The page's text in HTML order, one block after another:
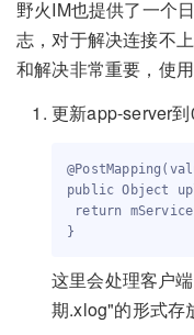
野火IM也提供了一个
志，对于解决连接不
和解决非常重要，使
更新app-server
public Object
return
这里会处理客户
期.xlog"的形式存